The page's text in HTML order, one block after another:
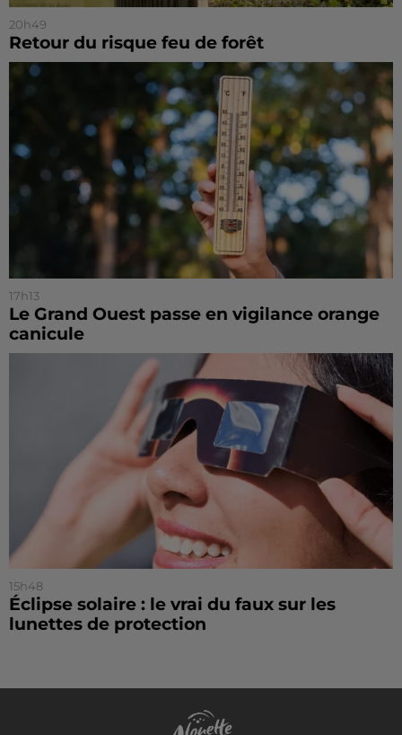
20h49
Retour du risque feu de forêt
17h13
Le Grand Ouest passe en vigilance orange
canicule
15h48
Éclipse solaire : le vrai du faux sur les
lunettes de protection